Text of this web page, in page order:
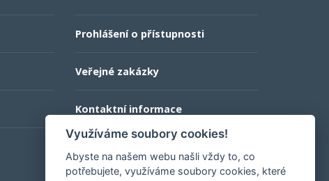
Prohlášení o přístupnosti
Veřejné zakázky
Kontaktní informace
Využíváme soubory cookies!
Abyste na našem webu našli vždy to, co
potřebujete, využíváme soubory cookies, které